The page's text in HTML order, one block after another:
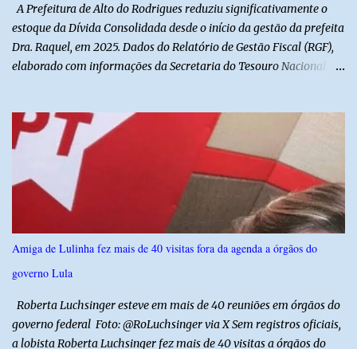
A Prefeitura de Alto do Rodrigues reduziu significativamente o
estoque da Dívida Consolidada desde o início da gestão da prefeita
Dra. Raquel, em 2025. Dados do Relatório de Gestão Fiscal (RGF),
elaborado com informações da Secretaria do Tesouro Nacional
2024. Ao final de 2025, esse passivo já havia caído para R$
13.239.208,81. No primeiro semestre de 2026, o valor voltou a
recuar, chegando a R$ 12.357.336,09. Na comparação entre o
encerramento da gestão anterior e o primeiro semestre de 2026, a
redução foi de R$ 6.583.599,79, equivalente a aproximadamente
34,8% do estoque da dívida. Os números também mostram que o
município conseguiu manter a trajetória de queda durante a atual
administração. Apenas no primeiro semestre de 2026, a dívida foi
reduzida em R$ 881.872,72 em relação ao saldo do exercício
Amiga de Lulinha fez mais de 40 visitas fora da agenda a órgãos do
governo Lula
Roberta Luchsinger esteve em mais de 40 reuniões em órgãos do
governo federal Foto: @RoLuchsinger via X Sem registros oficiais,
a lobista Roberta Luchsinger fez mais de 40 visitas a órgãos do